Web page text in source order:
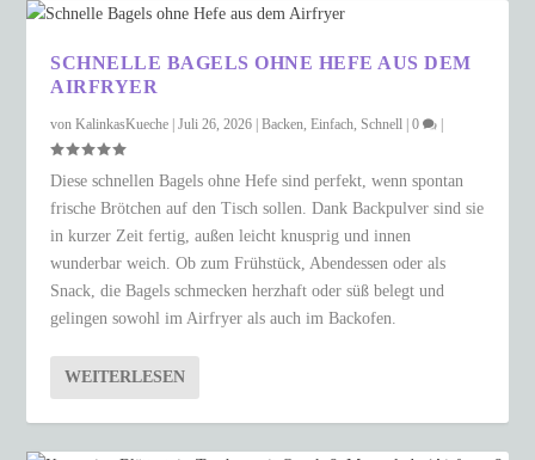
SCHNELLE BAGELS OHNE HEFE AUS DEM
AIRFRYER
vonKalinkasKueche |Juli 26, 2026 |Backen,Einfach,Schnell |0
Diese schnellen Bagels ohne Hefe sind perfekt, wenn spontan
frische Brötchen auf den Tisch sollen. Dank Backpulver sind sie
in kurzer Zeit fertig, außen leicht knusprig und innen
wunderbar weich. Ob zum Frühstück, Abendessen oder als
Snack, die Bagels schmecken herzhaft oder süß belegt und
gelingen sowohl im Airfryer als auch im Backofen.
WEITERLESEN